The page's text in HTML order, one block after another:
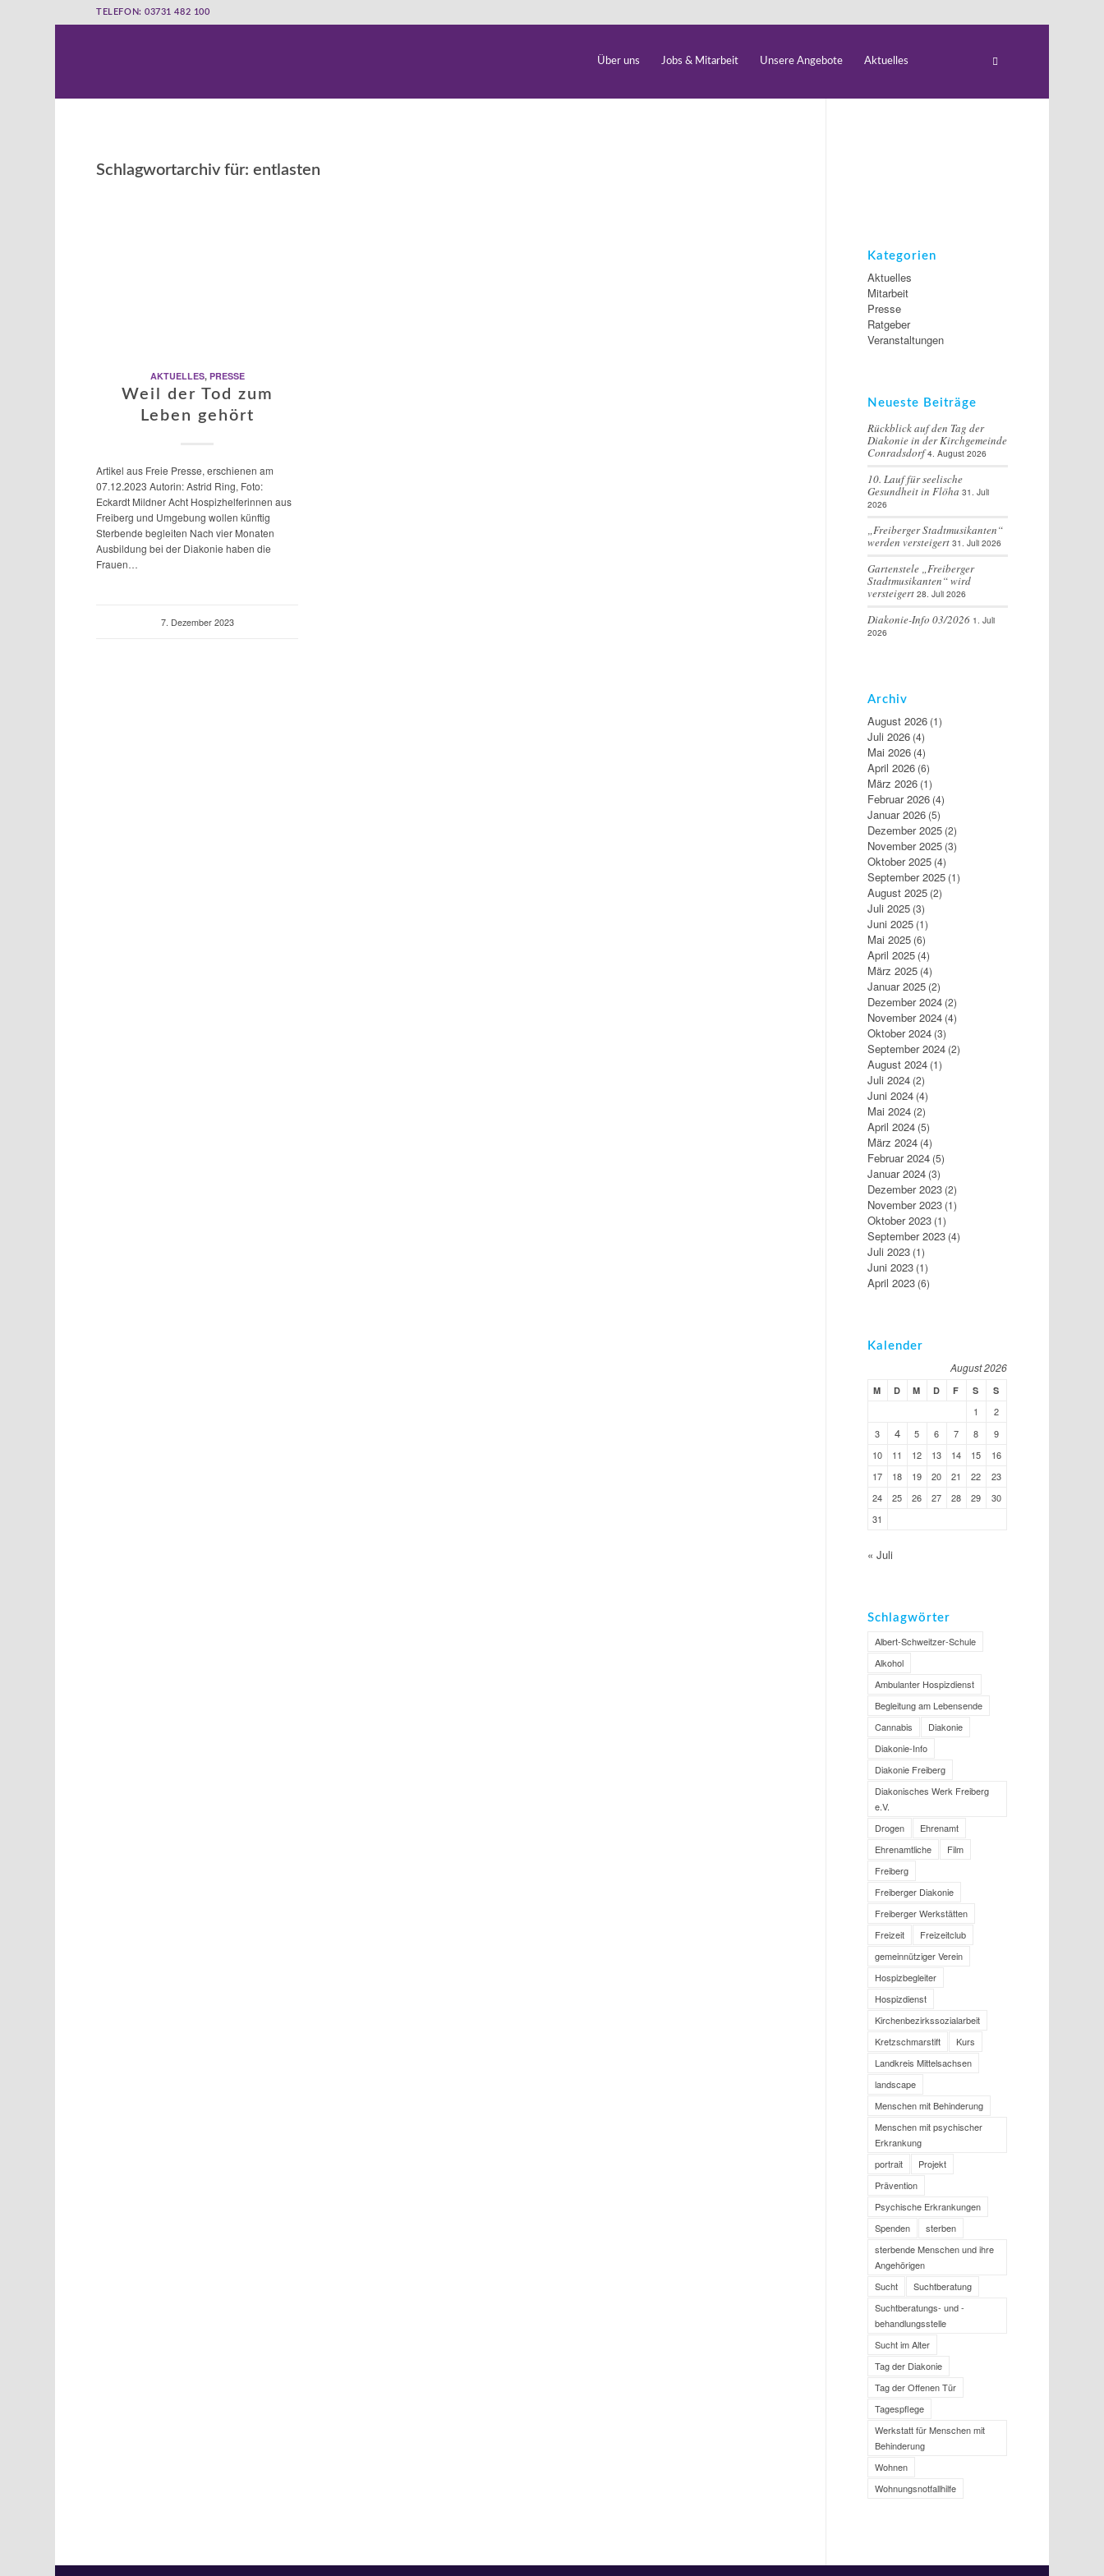
TELEFON: 03731 482 100
Über uns Jobs & Mitarbeit Unsere Angebote Aktuelles
Schlagwortarchiv für:entlasten
AKTUELLES, PRESSE
Weil der Tod zum
Leben gehört
Artikel aus Freie Presse, erschienen am
07.12.2023 Autorin: Astrid Ring, Foto:
Eckardt Mildner Acht Hospizhelferinnen aus
Freiberg und Umgebung wollen künftig
Sterbende begleiten Nach vier Monaten
Ausbildung bei der Diakonie haben die
Frauen…
7. Dezember 2023
Kategorien
Aktuelles
Mitarbeit
Presse
Ratgeber
Veranstaltungen
Neueste Beiträge
Rückblick auf den Tag der
Diakonie in der Kirchgemeinde
Conradsdorf 4. August 2026
10. Lauf für seelische
Gesundheit in Flöha 31. Juli
2026
„Freiberger Stadtmusikanten“
werden versteigert 31. Juli 2026
Gartenstele „Freiberger
Stadtmusikanten“ wird
versteigert 28. Juli 2026
Diakonie-Info 03/2026 1. Juli
2026
Archiv
August 2026(1)
Juli 2026(4)
Mai 2026(4)
April 2026(6)
März 2026(1)
Februar 2026(4)
Januar 2026(5)
Dezember 2025(2)
November 2025(3)
Oktober 2025(4)
September 2025(1)
August 2025(2)
Juli 2025(3)
Juni 2025(1)
Mai 2025(6)
April 2025(4)
März 2025(4)
Januar 2025(2)
Dezember 2024(2)
November 2024(4)
Oktober 2024(3)
September 2024(2)
August 2024(1)
Juli 2024(2)
Juni 2024(4)
Mai 2024(2)
April 2024(5)
März 2024(4)
Februar 2024(5)
Januar 2024(3)
Dezember 2023(2)
November 2023(1)
Oktober 2023(1)
September 2023(4)
Juli 2023(1)
Juni 2023(1)
April 2023(6)
Kalender
August 2026
M D M D F S S
1
2
3
4 5 6 7 8
9
10
11 12 13 14 15
16
17
18 19 20 21 22
23
24
25 26 27 28 29
30
31
« Juli
Schlagwörter
Albert-Schweitzer-Schule
Alkohol
Ambulanter Hospizdienst
Begleitung am Lebensende
Cannabis
Diakonie
Diakonie-Info
Diakonie Freiberg
Diakonisches Werk Freiberg
e.V.
Drogen
Ehrenamt
Ehrenamtliche
Film
Freiberg
Freiberger Diakonie
Freiberger Werkstätten
Freizeit
Freizeitclub
gemeinnütziger Verein
Hospizbegleiter
Hospizdienst
Kirchenbezirkssozialarbeit
Kretzschmarstift
Kurs
Landkreis Mittelsachsen
landscape
Menschen mit Behinderung
Menschen mit psychischer
Erkrankung
portrait
Projekt
Prävention
Psychische Erkrankungen
Spenden
sterben
sterbende Menschen und ihre
Angehörigen
Sucht
Suchtberatung
Suchtberatungs- und -
behandlungsstelle
Sucht im Alter
Tag der Diakonie
Tag der Offenen Tür
Tagespflege
Werkstatt für Menschen mit
Behinderung
Wohnen
Wohnungsnotfallhilfe